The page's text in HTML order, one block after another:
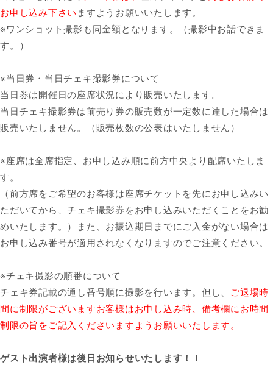
お申し込み下さい ますようお願いいたします。
※ワンショット撮影も同金額となります。（撮影中お話できま
す。）
※当日券・当日チェキ撮影券について
当日券は開催日の座席状況により販売いたします。
当日チェキ撮影券は前売り券の販売数が一定数に達した場合は
販売いたしません。（販売枚数の公表はいたしません）
※座席は全席指定、お申し込み順に前方中央より配席いたしま
す。
（前方席をご希望のお客様は座席チケットを先にお申し込みい
ただいてから、チェキ撮影券をお申し込みいただくことをお勧
めいたします。）また、お振込期日までにご入金がない場合は
お申し込み番号が適用されなくなりますのでご注意ください。
※チェキ撮影の順番について
チェキ券記載の通し番号順に撮影を行います。但し、
ご退場時
間に制限がございますお客様はお申し込み時、備考欄にお時間
制限の旨をご記入くださいますようお願いいたします。
ゲスト出演者様は後日お知らせいたします！！